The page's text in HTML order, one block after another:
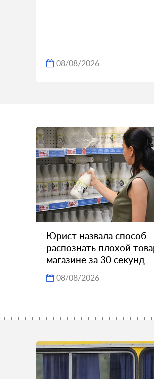
08/08/2026
Юрист назвала способ
распознать плохой
магазине за 30 секунд
08/08/2026